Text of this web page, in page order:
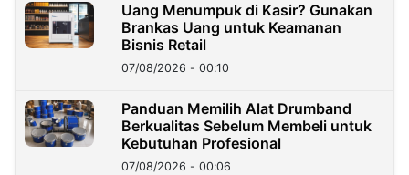
Uang Menumpuk di Kasir? Gunakan
Brankas Uang untuk Keamanan
Bisnis Retail
07/08/2026 - 00:10
Panduan Memilih Alat Drumband
Berkualitas Sebelum Membeli untuk
Kebutuhan Profesional
07/08/2026 - 00:06